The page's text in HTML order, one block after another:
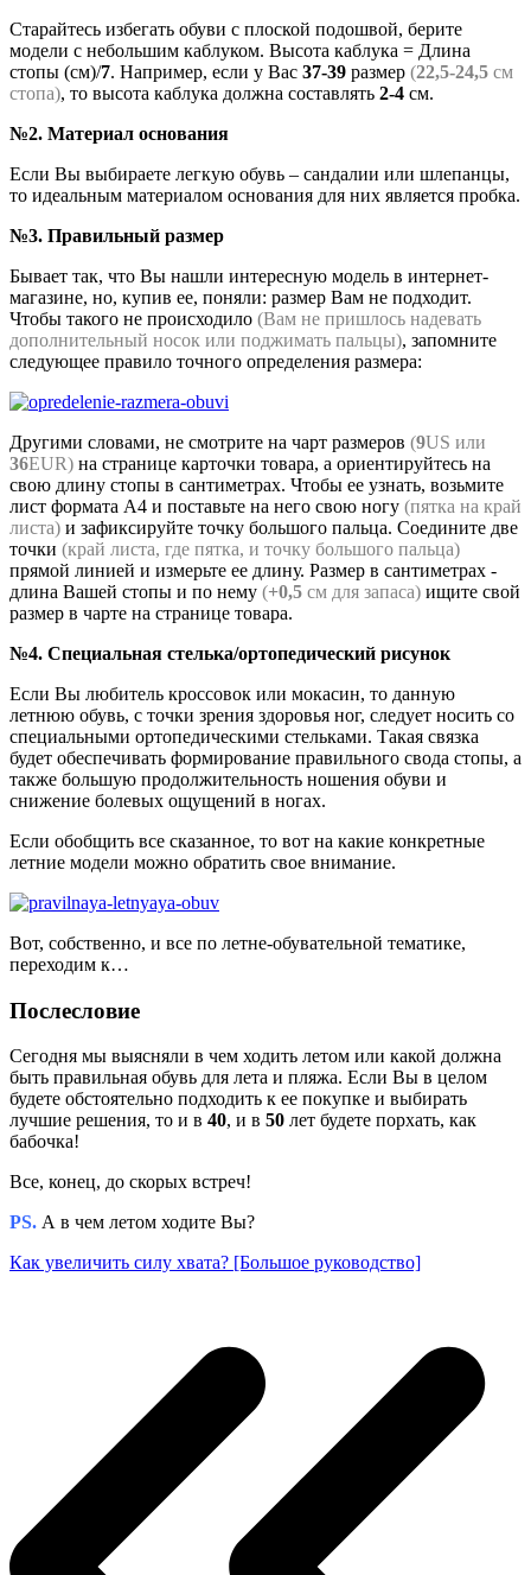
Старайтесь избегать обуви с плоской подошвой, берите
модели с небольшим каблуком. Высота каблука = Длина
стопы (см)/7. Например, если у Вас 37-39 размер (22,5-24,5 см
стопа), то высота каблука должна составлять 2-4 см.
№2. Материал основания
Если Вы выбираете легкую обувь – сандалии или шлепанцы,
то идеальным материалом основания для них является пробка.
№3. Правильный размер
Бывает так, что Вы нашли интересную модель в интернет-
магазине, но, купив ее, поняли: размер Вам не подходит.
Чтобы такого не происходило (Вам не пришлось надевать
дополнительный носок или поджимать пальцы), запомните
следующее правило точного определения размера:
Другими словами, не смотрите на чарт размеров (9US или
36EUR) на странице карточки товара, а ориентируйтесь на
свою длину стопы в сантиметрах. Чтобы ее узнать, возьмите
лист формата А4 и поставьте на него свою ногу (пятка на край
листа) и зафиксируйте точку большого пальца. Соедините две
точки (край листа, где пятка, и точку большого пальца)
прямой линией и измерьте ее длину. Размер в сантиметрах -
длина Вашей стопы и по нему (+0,5 см для запаса) ищите свой
размер в чарте на странице товара.
№4. Специальная стелька/ортопедический рисунок
Если Вы любитель кроссовок или мокасин, то данную
летнюю обувь, с точки зрения здоровья ног, следует носить со
специальными ортопедическими стельками. Такая связка
будет обеспечивать формирование правильного свода стопы, а
также большую продолжительность ношения обуви и
снижение болевых ощущений в ногах.
Если обобщить все сказанное, то вот на какие конкретные
летние модели можно обратить свое внимание.
Вот, собственно, и все по летне-обувательной тематике,
переходим к…
Послесловие
Сегодня мы выясняли в чем ходить летом или какой должна
быть правильная обувь для лета и пляжа. Если Вы в целом
будете обстоятельно подходить к ее покупке и выбирать
лучшие решения, то и в 40, и в 50 лет будете порхать, как
бабочка!
Все, конец, до скорых встреч!
PS. А в чем летом ходите Вы?
Как увеличить силу хвата? [Большое руководство]